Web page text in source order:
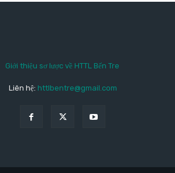
Giới thiệu sơ lược về HTTL Bến Tre
Liên hệ: httlbentre@gmail.com